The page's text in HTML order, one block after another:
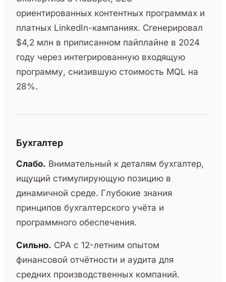
ориентированных контентных программах и
платных LinkedIn-кампаниях. Сгенерировал
$4,2 млн в приписанном пайплайне в 2024
году через интегрированную входящую
программу, снизившую стоимость MQL на
28%.
Бухгалтер
Слабо. Внимательный к деталям бухгалтер,
ищущий стимулирующую позицию в
динамичной среде. Глубокие знания
принципов бухгалтерского учёта и
программного обеспечения.
Сильно. CPA с 12-летним опытом
финансовой отчётности и аудита для
средних производственных компаний.